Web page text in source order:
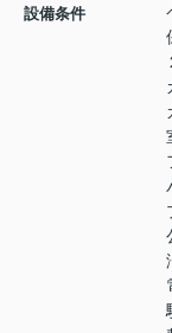
設備条件